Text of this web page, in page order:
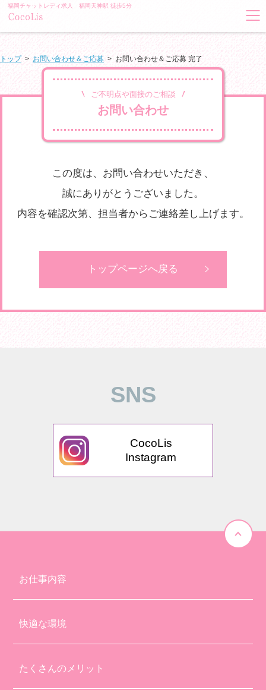
福岡チャットレディ求人 福岡天神駅 徒歩5分
トップ> お問い合わせ＆ご応募 > お問い合わせ＆ご応募 完了
ご不明点や面接のご相談
お問い合わせ
この度は、お問い合わせいただき、
誠にありがとうございました。
内容を確認次第、担当者からご連絡差し上げます。
トップページへ戻る
SNS
CocoLis
Instagram
お仕事内容
快適な環境
たくさんのメリット